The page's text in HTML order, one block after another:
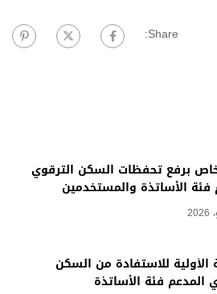
Share:
برفع تحفظات السكن الترقوي
فئة الأساتذة والمستخدمين
الأولية للاستفادة من السكن
المدعم فئة الأساتذة